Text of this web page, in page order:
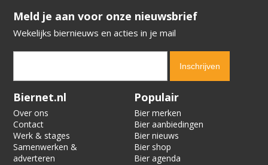
​​​​​​​Meld je aan voor onze nieuwsbrief
Wekelijks biernieuws en acties in je mail
Verification code:
Biernet.nl
Over ons
Contact
Werk & stages
Samenwerken &
adverteren
Populair
Bier merken
Bier aanbiedingen
Bier nieuws
Bier shop
Bier agenda